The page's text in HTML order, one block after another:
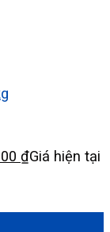
₫Giá hiện tại